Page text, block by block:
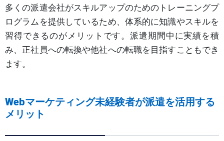
多くの派遣会社がスキルアップのためのトレーニングプ
ログラムを提供しているため、体系的に知識やスキルを
習得できるのがメリットです。派遣期間中に実績を積
み、正社員への転換や他社への転職を目指すこともでき
ます。
Webマーケティング未経験者が派遣を活用する
メリット